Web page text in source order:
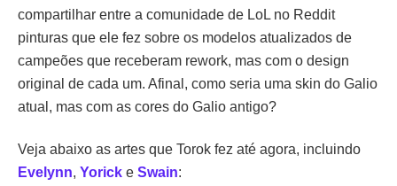
compartilhar entre a comunidade de LoL no Reddit
pinturas que ele fez sobre os modelos atualizados de
campeões que receberam rework, mas com o design
original de cada um. Afinal, como seria uma skin do Galio
atual, mas com as cores do Galio antigo?
Veja abaixo as artes que Torok fez até agora, incluindo
Evelynn, Yorick e Swain: